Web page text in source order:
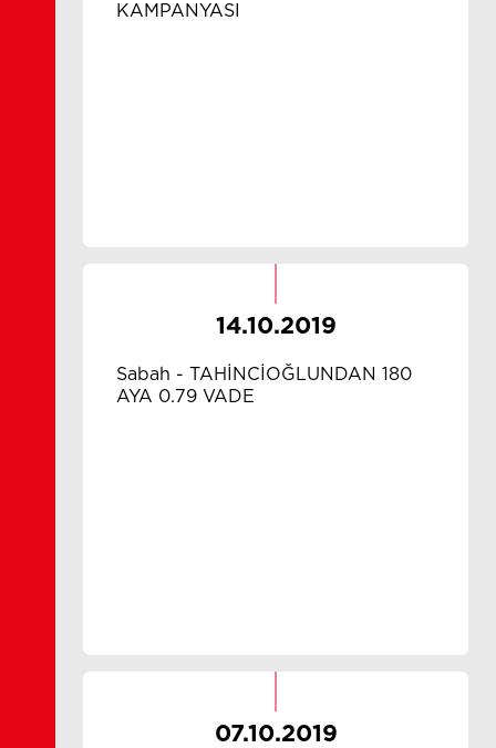
KAMPANYASI
14.10.2019
Sabah - TAHİNCİOĞLUNDAN 180
AYA 0.79 VADE
07.10.2019